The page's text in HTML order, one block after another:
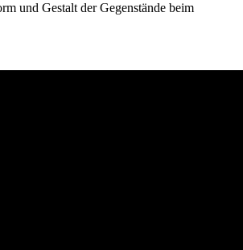
und Gestalt der Gegenstände beim